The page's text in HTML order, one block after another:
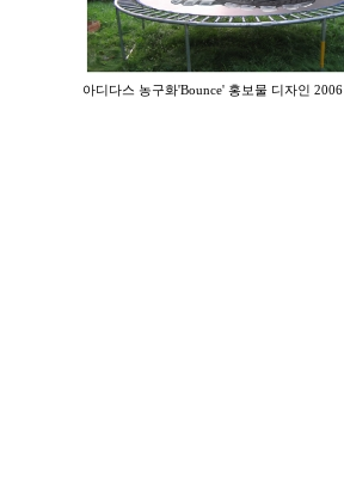
아디다스 농구화'Bounce' 홍보물 디자인 2006